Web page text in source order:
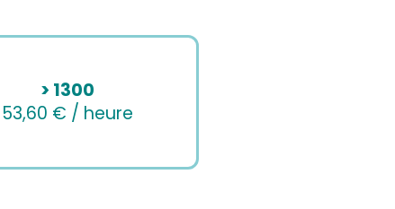
> 1300
53,60 € / heure